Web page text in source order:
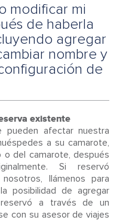
modificar mi
de haberla
agregar
nombre y
de
existente
pueden afectar nuestra
a su camarote,
o del camarote, después
Si reservó
llámenos para
posibilidad de agregar
reservó a través de un
con su asesor de viajes